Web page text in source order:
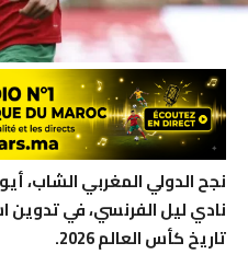
نجح الدولي المغربي الشاب،
نادي ليل الفرنسي، في
تاريخ كأس العالم 2026.